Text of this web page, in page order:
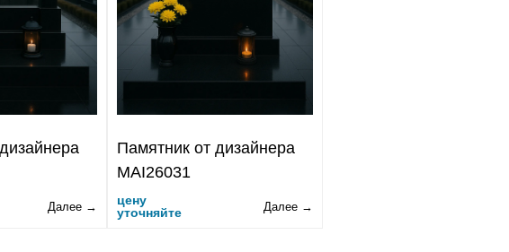
Далее →
Памятник от дизайнера
MAI26031
цену
уточняйте
Далее →